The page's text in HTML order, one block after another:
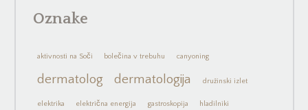
Oznake
aktivnosti na Soči bolečina v trebuhu canyoning
dermatolog dermatologija družinski izlet
elektrika električna energija gastroskopija hladilniki